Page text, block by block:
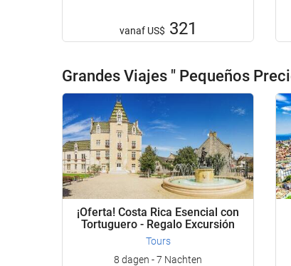
vanaf US$ 321
Grandes Viajes " Pequeños
¡Oferta! Costa Rica Esencial con
Tortuguero - Regalo Excursión
Tours
8 dagen - 7 Nachten